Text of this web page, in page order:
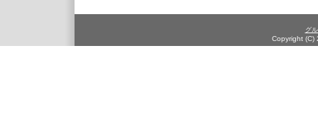
グ
Copyright (C)